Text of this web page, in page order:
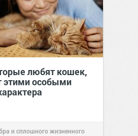
любят кошек,
этими особыми
и сплошного жизненного